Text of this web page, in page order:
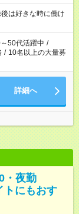
は好きな時に働け
50代活躍中 /
/ 10名以上の大量募
詳細へ
・夜勤
にもおす